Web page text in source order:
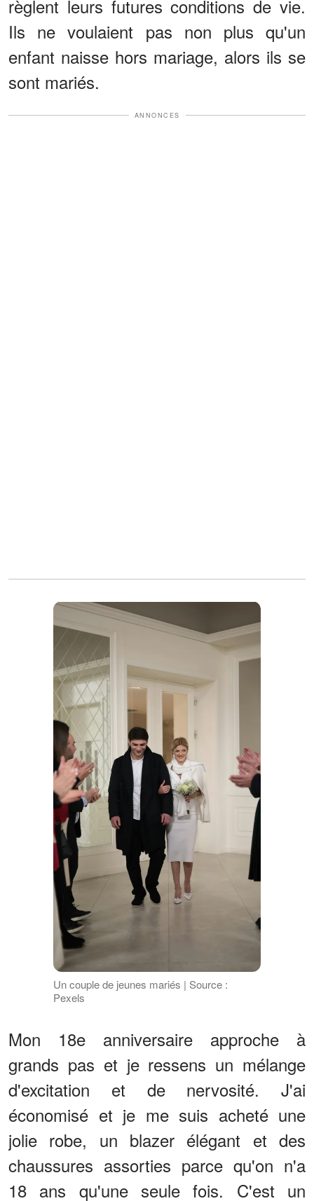
règlent leurs futures conditions de vie.
Ils ne voulaient pas non plus qu'un
enfant naisse hors mariage, alors ils se
sont mariés.
ANNONCES
Un couple de jeunes mariés | Source :
Pexels
Mon 18e anniversaire approche à
grands pas et je ressens un mélange
d'excitation et de nervosité. J'ai
économisé et je me suis acheté une
jolie robe, un blazer élégant et des
chaussures assorties parce qu'on n'a
18 ans qu'une seule fois. C'est un